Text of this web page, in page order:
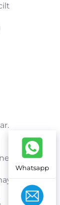
Whatsapp